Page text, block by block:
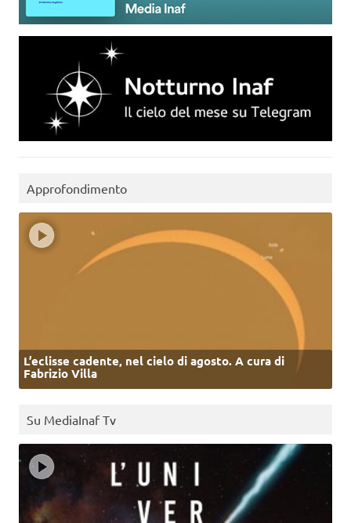
Approfondimento
L’eclisse cadente, nel cielo di agosto. A cura di
Fabrizio Villa
Su MediaInaf Tv